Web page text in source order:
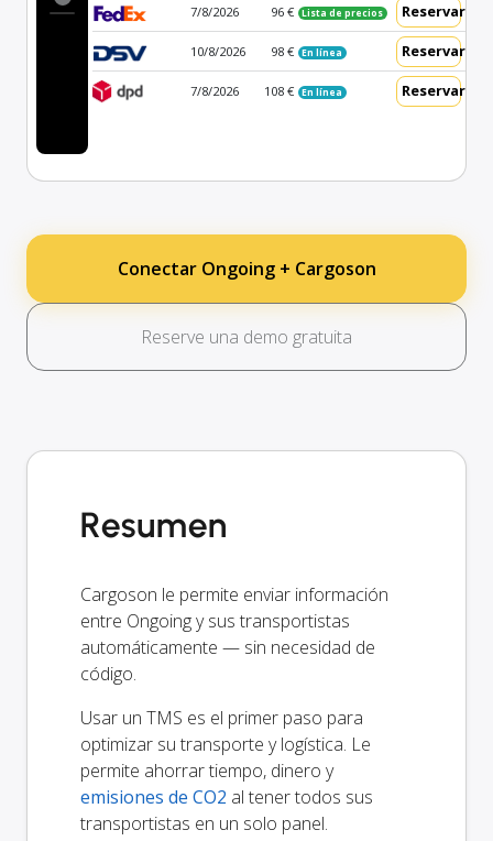
7/8/2026 96 € Lista de precios Reservar
10/8/2026 98 € En línea Reservar
7/8/2026 108 € En línea Reservar
Conectar Ongoing + Cargoson
Reserve una demo gratuita
Resumen
Cargoson le permite enviar información
entre Ongoing y sus transportistas
automáticamente — sin necesidad de
código.
Usar un TMS es el primer paso para
optimizar su transporte y logística. Le
permite ahorrar tiempo, dinero y
emisiones de CO2 al tener todos sus
transportistas en un solo panel.